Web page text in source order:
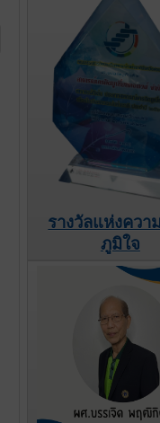
รางวัลแห่งควา
ภูมิใจ